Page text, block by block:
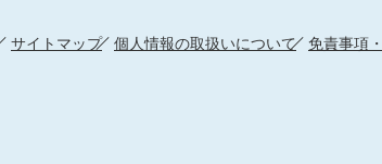
サイトマップ 個人情報の取扱いについて 免責事項